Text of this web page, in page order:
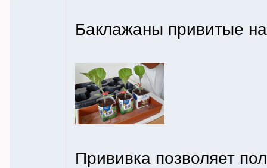
Баклажаны привитые
Прививка позволяет